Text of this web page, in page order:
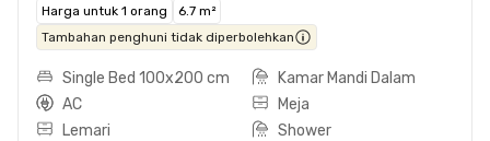
Harga untuk 1 orang
6.7 m²
Tambahan penghuni tidak diperbolehkan
Single Bed 100x200 cm
Kamar Mandi Dalam
AC
Meja
Lemari
Shower